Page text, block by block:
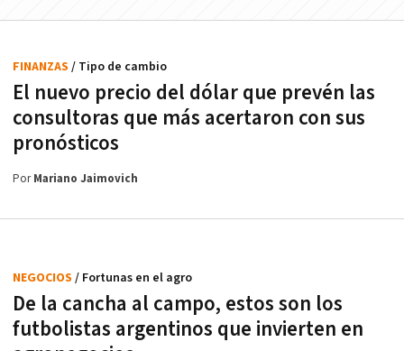
El nuevo precio del dólar que prevén las
consultoras que más acertaron con sus
pronósticos
FINANZAS / Tipo de cambio
PorMariano Jaimovich
De la cancha al campo, estos son los
futbolistas argentinos que invierten en
NEGOCIOS / Fortunas en el agro